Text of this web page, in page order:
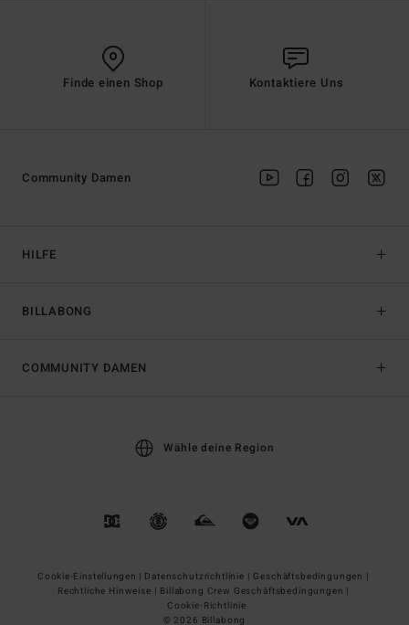
Finde einen Shop Kontaktiere Uns
HILFE
BILLABONG
Community Damen
COMMUNITY DAMEN
Wähle deine Region
Cookie-Einstellungen | Datenschutzrichtlinie | Geschäftsbedingungen |
Rechtliche Hinweise | Billabong Crew Geschäftsbedingungen |
Cookie-Richtlinie
© 2026 Billabong